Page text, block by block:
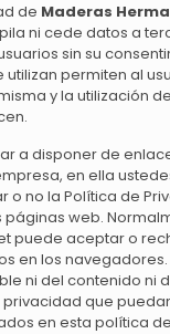
de Maderas
ni cede datos a
sin su
utilizan permiten al
y la utilización
a disponer de
en ella
o no la Política de
web.
puede aceptar o
en los
ni del contenido ni
que
en esta política